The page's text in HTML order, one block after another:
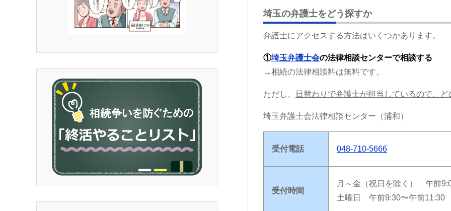
埼玉の弁護士をどう探すか
弁護士にアクセスする方法はいくつかあります。
①埼玉弁護士会の法律相談センターで相談する
→相続の法律相談料は無料です。
ただし、 日替わりで弁護士が担当しているので、
埼玉弁護士会法律相談センター（浦和）
受付電話 048-710-5666
受付時間
月～金（祝日を除く） 午前
土曜日 午前9:30〜午前11:30